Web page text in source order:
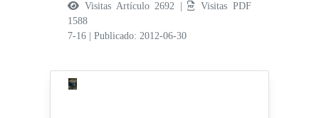
Visitas Artículo 2692 |
Visitas PDF
1588
7-16
|Publicado: 2012-06-30